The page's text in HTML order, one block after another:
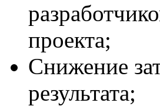
проекта;
Снижение
результата;